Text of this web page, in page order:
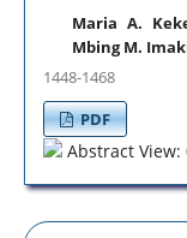
Maria A.
Mbing M.
1448-1468
PDF
Abstract View: